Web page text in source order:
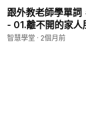
跟外教老師學單詞
- 01.離不開的家人
智慧學堂 · 2個月前